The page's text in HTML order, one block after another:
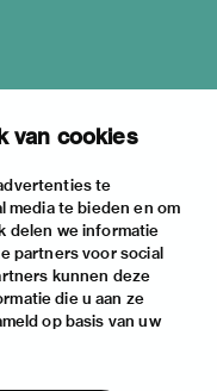
van cookies
te
media te bieden en om
delen we informatie
partners voor social
kunnen deze
die u aan ze
op basis van uw